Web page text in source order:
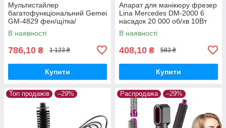
Мультистайлер
багатофункціональний Gemei
GM-4829 фен/щітка/
гребінець для укладання
волосся 800 Вт
В наявності
786,10 ₴ 1 123 ₴
Купити
Апарат для манікюру фрезер
Lina Mercedes DM-2000 6
насадок 20 000 об/хв 10Вт
В наявності
408,10 ₴ 583 ₴
Купити
Топ продажів –29% Распродажа –29%